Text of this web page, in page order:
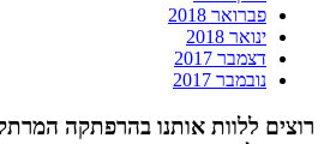
פברואר 2018
ינואר 2018
דצמבר 2017
נובמבר 2017
רוצים ללוות אותנו בהרפתקה